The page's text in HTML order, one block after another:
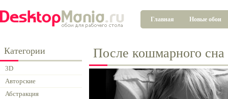
Главная Новые обои
Категории
3D
Авторские
Абстракция
После кошмарного сна